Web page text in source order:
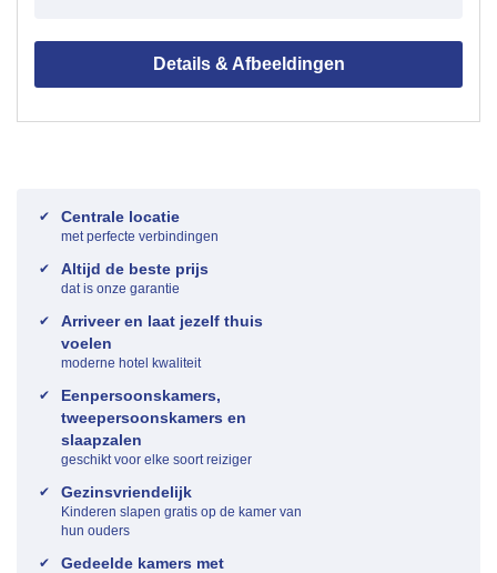
Details & Afbeeldingen
Centrale locatie
met perfecte verbindingen
Altijd de beste prijs
dat is onze garantie
Arriveer en laat jezelf thuis
voelen
moderne hotel kwaliteit
Eenpersoonskamers,
tweepersoonskamers en
slaapzalen
geschikt voor elke soort reiziger
Gezinsvriendelijk
Kinderen slapen gratis op de kamer van
hun ouders
Gedeelde kamers met